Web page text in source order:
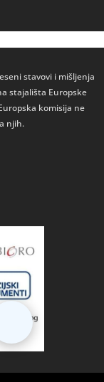
stavovi i mišljenja
stajališta Europske
komisija ne
njih.